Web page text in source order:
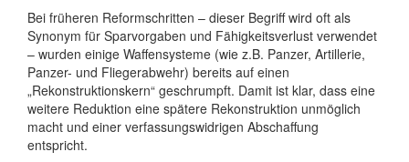
Bei früheren Reformschritten – dieser Begriff wird oft als
Synonym für Sparvorgaben und Fähigkeitsverlust verwendet
– wurden einige Waffensysteme (wie z.B. Panzer, Artillerie,
Panzer- und Fliegerabwehr) bereits auf einen
„Rekonstruktionskern“ geschrumpft. Damit ist klar, dass eine
weitere Reduktion eine spätere Rekonstruktion unmöglich
macht und einer verfassungswidrigen Abschaffung
entspricht.